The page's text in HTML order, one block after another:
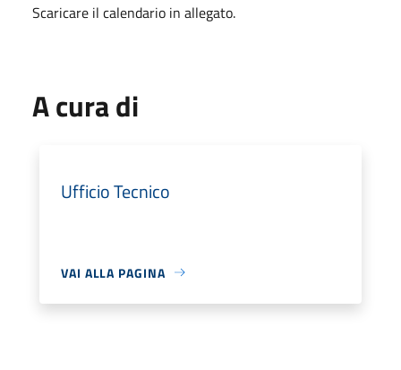
Scaricare il calendario in allegato.
A cura di
Ufficio Tecnico
VAI ALLA PAGINA